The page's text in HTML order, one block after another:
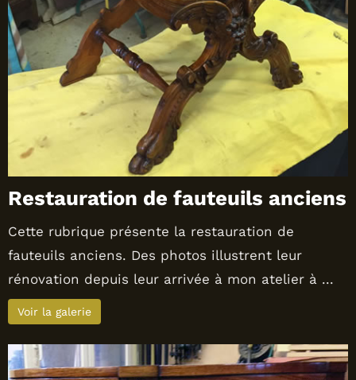
Restauration de fauteuils anciens
Cette rubrique présente la restauration de
fauteuils anciens. Des photos illustrent leur
rénovation depuis leur arrivée à mon atelier à ...
Voir la galerie